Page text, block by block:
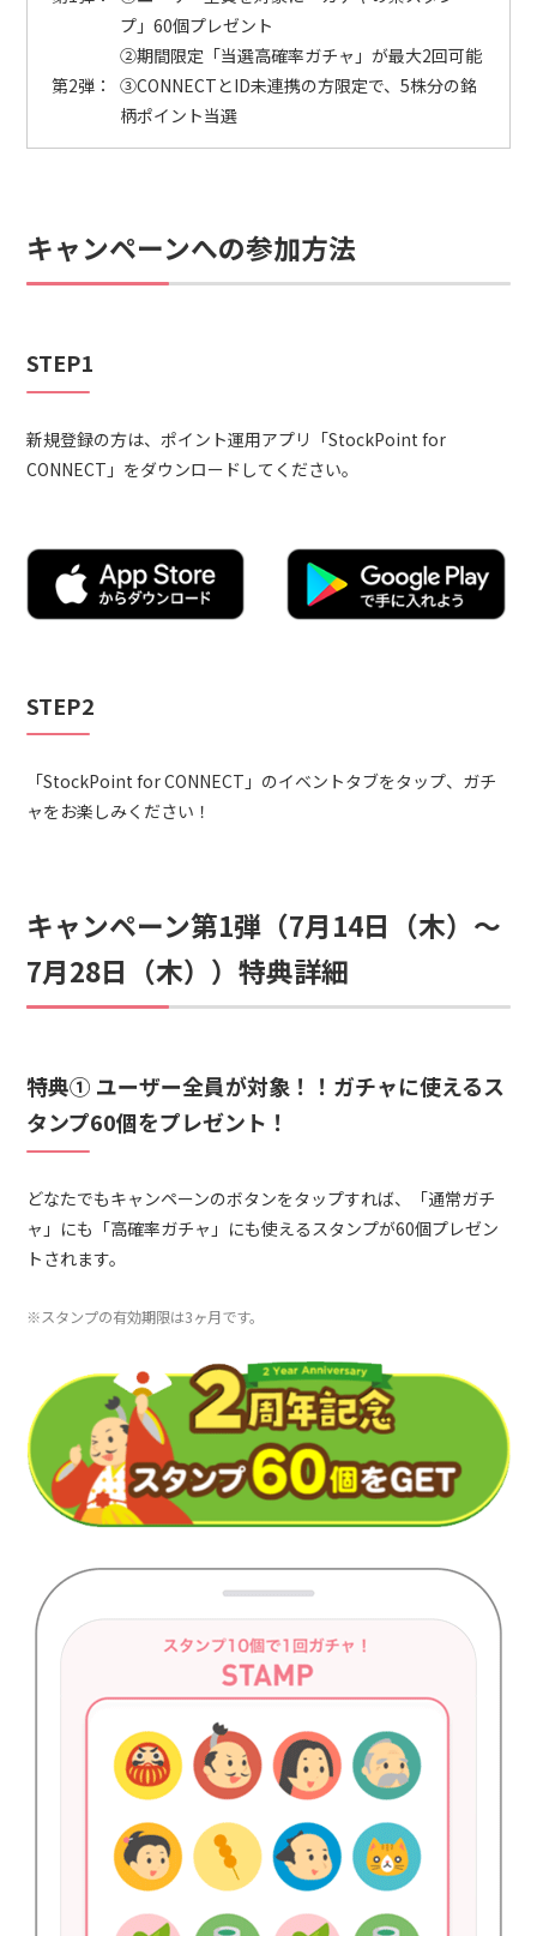
プ」60個プレゼント
②期間限定「当選高確率ガチャ」が最大2回可能
第2弾：
③CONNECTとID未連携の方限定で、5株分の銘
柄ポイント当選
キャンペーンへの参加方法
STEP1
新規登録の方は、ポイント運用アプリ「StockPoint for
CONNECT」をダウンロードしてください。
STEP2
「StockPoint for CONNECT」のイベントタブをタップ、ガチ
ャをお楽しみください！
キャンペーン第1弾（7月14日（木）～
7月28日（木））特典詳細
特典① ユーザー全員が対象！！ガチャに使えるス
タンプ60個をプレゼント！
どなたでもキャンペーンのボタンをタップすれば、「通常ガチ
ャ」にも「高確率ガチャ」にも使えるスタンプが60個プレゼン
トされます。
※スタンプの有効期限は3ヶ月です。